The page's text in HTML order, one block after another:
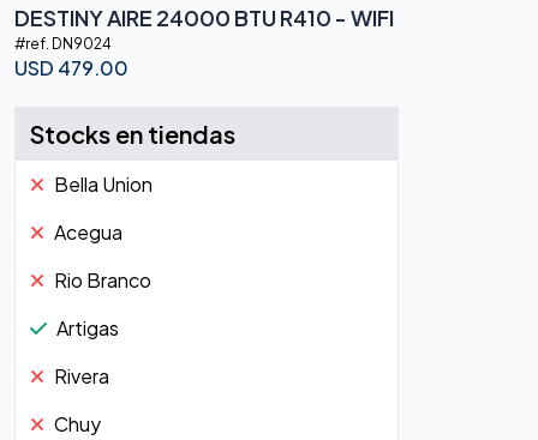
DESTINY AIRE 24000 BTU R410 - WIFI
#ref. DN9024
USD 479.00
Stocks en tiendas
Bella Union
Acegua
Rio Branco
Artigas
Rivera
Chuy